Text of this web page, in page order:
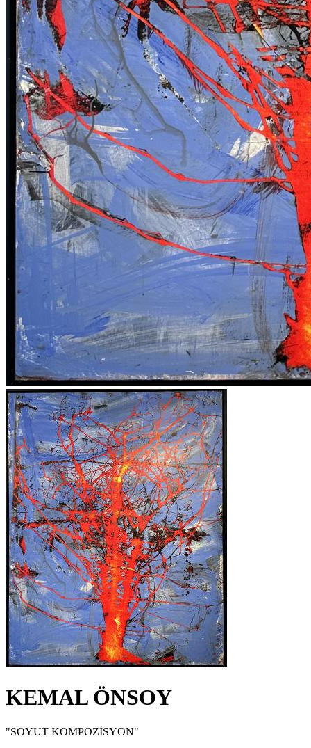
ERGİN İNAN ESERLERİ,
FERRUH BAŞAĞA ESERLERİ,
GÜNGÖR TANER ESERLERİ
MEHMET GÜLERYÜZ ESERLERİ,
MUSTAFA ATA ESERLERİ,
ÖMER ULUÇ ESERLERİ,
SAM FRANCIS ESERLERİ,
SELMA GÜRBÜZ ESERLERİ,
ZEKAİ ORMANCI ESERLERİ,
ARZU AKGÜN ESERLERİ,
GÜLTEN İMAMOĞLU ESERLERİ ,
BEDRİ RAHMİ EYÜBOĞLU ESERLERİ,
DEVRİM ERBİL ESERLERİ
SELİM ALTAN ESERLERİ,
EREN EYÜBOĞLU ESERLERİ,
NURİ BATTAL ESERLERİ,
YUSUF AYGEÇ ESERLERİ,
SEVİNÇ ALTAN ESERLERİ,
FİLİZ KAHRAMAN ESERLERİ,
HAKKI ANLI ESERLERİ,
SEO YOUNG DEOK ESERLERİ,
ADNAN ÇOKER ESERLERİ,
MUSTAFA HORASAN ESERLERİ
MURAT PULAT ESERLERİ
ABİDİN DİNO ESERLERİ
KEMAL TUFAN ESERLERİ,
KEMAL ÖNSOY ESERLERİ,
ÖZDEMİR ALTAN ESERLERİ,
ZEKİ FAİK İZER ESERLERİ
HALİL VURUCUOĞLU ESERLERİ,
ALBERT BİTRAN ESERLERİ,
MÜBİN ORHON ESERLERİ,
BUBİ ESERLERİ,
EBRU UYGUN ESERLERİ,
ZEKİ ARSLAN ESERLERİ,
ARDAN ÖZMENOĞLU ESERLERİ,
SEYDİ MURAT KOÇ ESERLERİ,
BURHAN DOĞANÇAY ESERLERİ,
SEDAT GİRGİN ESERLERİ,
İNCİ EVİNER ESERLERİ,
NURİ İYEM ESERLERİ,
MEVLÜT AKYILDIZ ESERLERİ,
OSMAN DİNÇ ESERLERİ,
JORDI RIBES ESERLERİ,
KATHERINAE BERNHARDT ESERLERİ
NİLBAR GÜREŞ ESERLERİ,
SEÇKİN PİRİM ESERLERİ,
YÜKSEL ARSLAN ESERLERİ,
İLGİLİ ADALAN ESERLERİ,
HAKAN ÇINAR ESERLERİ,
NEJAD MELİH DEVRİM ESERLERİ
EKREM YALÇINDAĞ ESERLERİ
ALEV EBUZİYYA ESERLERİ,
HANEFİ YETER ESERLERİ,
ALEV EBUZİYYA SİESBYE ESERLERİ
EROL AKYAVAŞ ESERLERİ
AYLA TURAN ESERLERİ
KEMAL ÖNSOY
"SOYUT KOMPOZİSYON"